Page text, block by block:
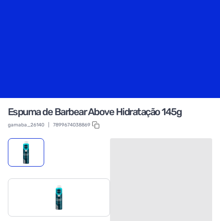
Espuma de Barbear Above Hidratação 145g
gamaba_26140 7899674038869